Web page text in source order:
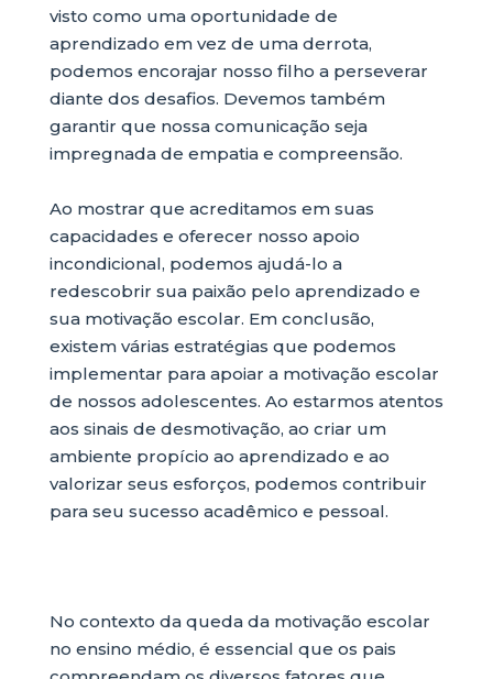
visto como uma oportunidade de
aprendizado em vez de uma derrota,
podemos encorajar nosso filho a perseverar
diante dos desafios. Devemos também
garantir que nossa comunicação seja
impregnada de empatia e compreensão.
Ao mostrar que acreditamos em suas
capacidades e oferecer nosso apoio
incondicional, podemos ajudá-lo a
redescobrir sua paixão pelo aprendizado e
sua motivação escolar. Em conclusão,
existem várias estratégias que podemos
implementar para apoiar a motivação escolar
de nossos adolescentes. Ao estarmos atentos
aos sinais de desmotivação, ao criar um
ambiente propício ao aprendizado e ao
valorizar seus esforços, podemos contribuir
para seu sucesso acadêmico e pessoal.
No contexto da queda da motivação escolar
no ensino médio, é essencial que os pais